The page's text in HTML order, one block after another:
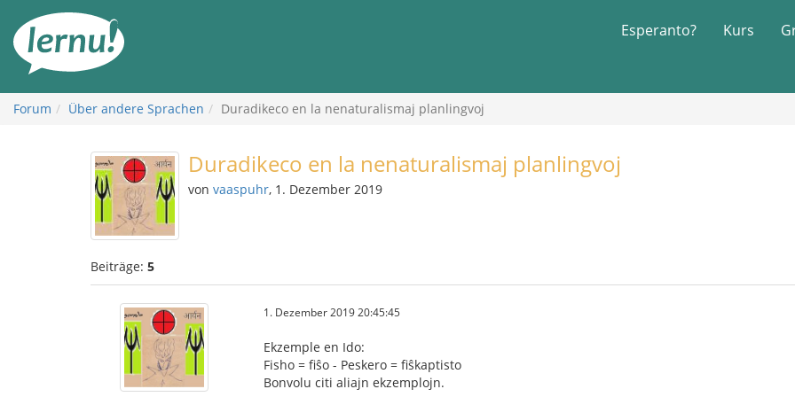
Inhalt
Esperanto? Kurs
Forum Über andere Sprachen Duradikeco en la nenaturalismaj planlingvoj
Duradikeco en la nenaturalismaj planlingvoj
von vaaspuhr, 1. Dezember 2019
Beiträge: 5
1. Dezember 2019 20:45:45
Ekzemple en Ido:
Fisho = fiŝo - Peskero = fiŝkaptisto
Bonvolu citi aliajn ekzemplojn.